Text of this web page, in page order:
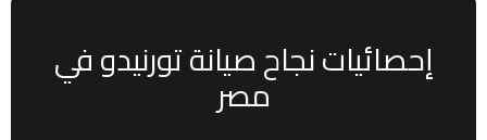
إحصائيات نجاح صيانة تورنيدو في
مصر